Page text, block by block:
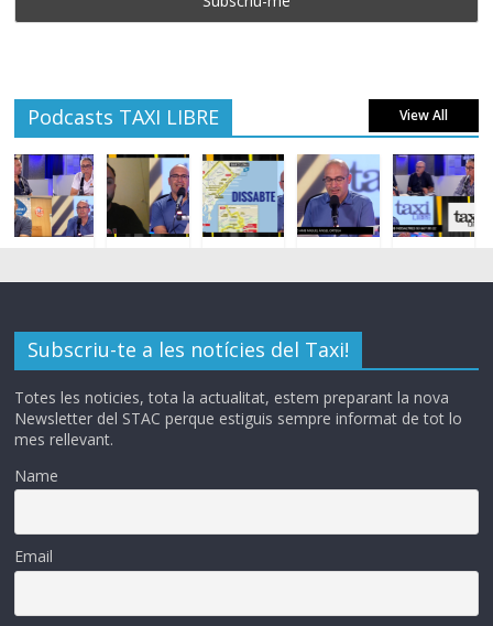
Podcasts TAXI LIBRE View All
Subscriu-te a les notícies del Taxi!
Totes les noticies, tota la actualitat, estem preparant la nova
Newsletter del STAC perque estiguis sempre informat de tot lo
mes rellevant.
Name
Email